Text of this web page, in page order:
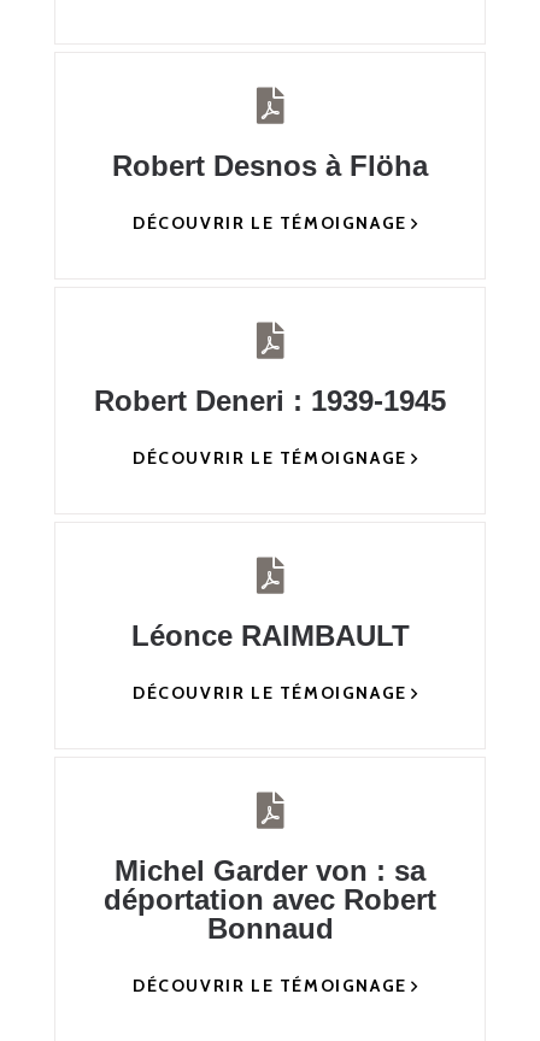
Robert Desnos à Flöha
DÉCOUVRIR LE TÉMOIGNAGE
Robert Deneri : 1939-1945
DÉCOUVRIR LE TÉMOIGNAGE
Léonce RAIMBAULT
DÉCOUVRIR LE TÉMOIGNAGE
Michel Garder von : sa
déportation avec Robert
Bonnaud
DÉCOUVRIR LE TÉMOIGNAGE